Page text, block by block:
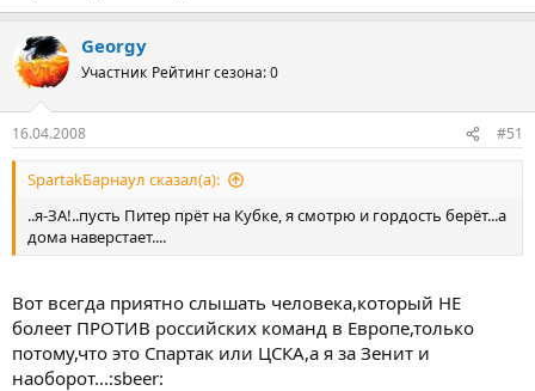
Georgy
Участник Рейтинг сезона: 0
16.04.2008 #51
SpartakБарнаул сказал(а):
..я-ЗА!..пусть Питер прёт на Кубке, я смотрю и гордость берёт...а
дома наверстает....
Вот всегда приятно слышать человека,который НЕ
болеет ПРОТИВ российских команд в Европе,только
потому,что это Спартак или ЦСКА,а я за Зенит и
наоборот...:sbeer: